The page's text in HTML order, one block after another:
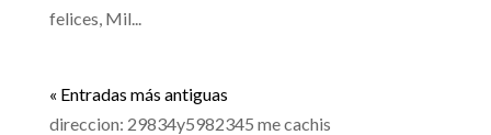
felices, Mil...
« Entradas más antiguas
direccion: 29834y5982345 me cachis